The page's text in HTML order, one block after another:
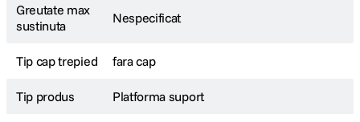
Greutate max
sustinuta
Nespecificat
Tip cap trepied fara cap
Tip produs Platforma suport